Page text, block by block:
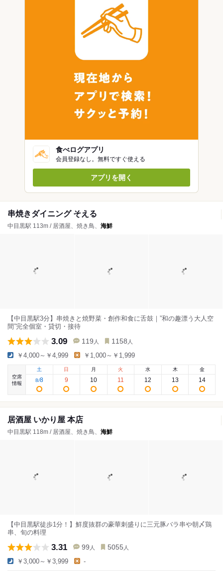
食べログアプリ
会員登録なし。無料ですぐ使える
アプリを開く
串焼きダイニング そえる
中目黒駅 113m / 居酒屋、焼き鳥、 海鮮
【中目黒駅3分】串焼きと焼野菜・創作和食に舌鼓｜”和の趣漂う大人空
間”完全個室・貸切・接待
3.09 119 人 1158 人
￥4,000～￥4,999 ￥1,000～￥1,999
空席
情報
土
8/8
日
9
月
10
火
11
水
12
木
13
金
14
居酒屋 いかり屋 本店
中目黒駅 118m / 居酒屋、焼き鳥、 海鮮
【中目黒駅徒歩1分！】鮮度抜群の豪華刺盛りに三元豚バラ串や朝〆鶏
串、旬の料理
3.31 99 人 5055 人
￥3,000～￥3,999 -